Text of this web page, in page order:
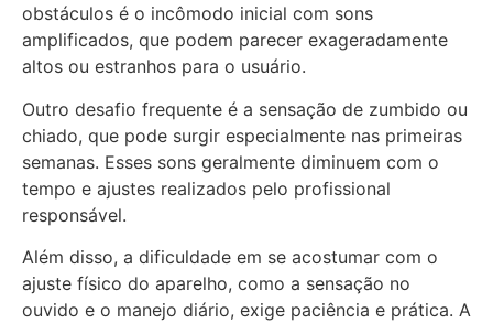
obstáculos é o incômodo inicial com sons
amplificados, que podem parecer exageradamente
altos ou estranhos para o usuário.
Outro desafio frequente é a sensação de zumbido ou
chiado, que pode surgir especialmente nas primeiras
semanas. Esses sons geralmente diminuem com o
tempo e ajustes realizados pelo profissional
responsável.
Além disso, a dificuldade em se acostumar com o
ajuste físico do aparelho, como a sensação no
ouvido e o manejo diário, exige paciência e prática. A